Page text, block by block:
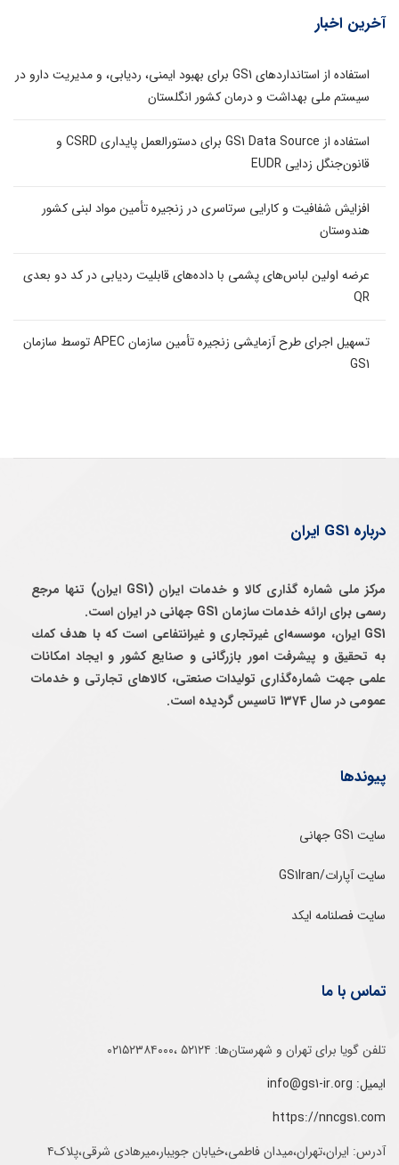
آخرین اخبار
استفاده از استانداردهای GS1 برای بهبود ایمنی، ردیابی، و مدیریت دارو در
سیستم ملی بهداشت و درمان کشور انگلستان
استفاده از GS1 Data Source برای دستورالعمل پایداری CSRD و
قانون‌جنگل زدایی EUDR
افزایش شفافیت و کارایی سرتاسری در زنجیره تأمین مواد لبنی کشور
هندوستان
عرضه اولین لباس‌های پشمی با داده‌های قابلیت ردیابی در کد دو بعدی
QR
تسهیل اجرای طرح آزمایشی زنجیره تأمین سازمان APEC توسط سازمان
GS1
درباره GS1 ایران
مرکز ملی شماره گذاری کالا و خدمات ایران (GS1 ایران) تنها مرجع
رسمی برای ارائه خدمات سازمان GS1 جهانی در ایران است.
GS1 ایران، موسسه‌ای غيرتجاری و غيرانتفاعی است كه با هدف كمك
به تحقيق و پيشرفت امور بازرگانی و صنايع كشور و ايجاد امكانات
علمی جهت شماره‌گذاری توليدات صنعتی، كالاهای تجارتی و خدمات
عمومی در سال 1374 تاسيس گرديده است.
پیوندها
سایت GS1 جهانی
سایت آپارات/GS1Iran
سایت فصلنامه ایکد
تماس با ما
تلفن‌ گویا برای‌ تهران‌‌ و‌ شهرستان‌ها:‌ ۵۲۱۲۴ ،۰۲۱۵۲۳۸۴۰۰۰
ایمیل: info@gs1-ir.org
https://nncgs1.com
آدرس: ایران،تهران،میدان فاطمی،خیابان جویبار،میرهادی شرقی،پلاک۴